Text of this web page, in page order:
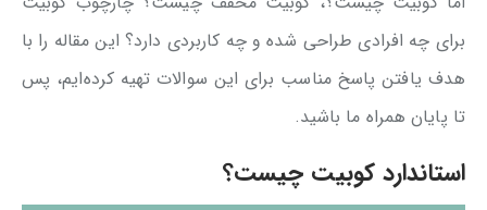
برای چه افرادی طراحی شده و چه کاربردی دارد؟ این مقاله را با
هدف یافتن پاسخ مناسب برای این سوالات تهیه کرده‌ایم، پس
تا پایان همراه ما باشید.
استاندارد کوبیت چیست؟